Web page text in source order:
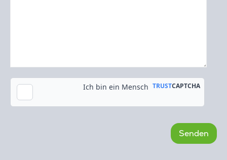
Kopie an meine E-Mail-Adresse senden